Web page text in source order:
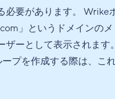
必要があります。 Wrike
」というドメインのメ
ザーとして表示されます
プを作成する際は、こ